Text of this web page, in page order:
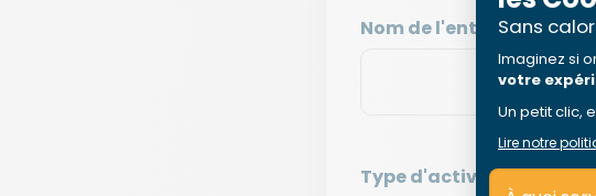
Nom de l'entreprise *
Type d'activité